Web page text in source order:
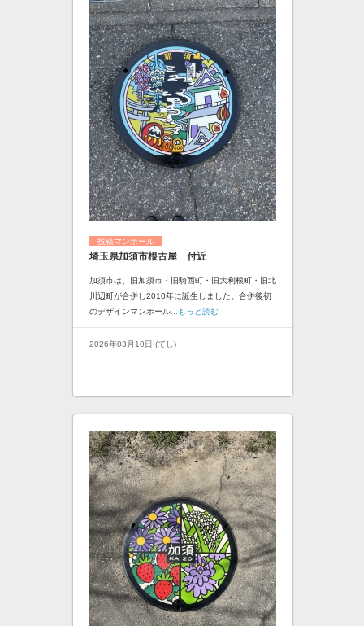
投稿マンホール
埼玉県加須市根古屋 付近
加須市は、旧加須市・旧騎西町・旧大利根町・旧北
川辺町が合併し2010年に誕生しました。合併後初
のデザインマンホール ...もっと読む
2026年03月10日 (てし)